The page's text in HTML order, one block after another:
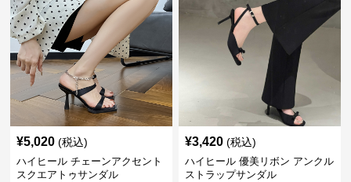
¥5,020 (税込)
ハイヒール チェーンアクセント
スクエアトゥサンダル
¥3,420 (税込)
ハイヒール 優美リボン アンクル
ストラップサンダル